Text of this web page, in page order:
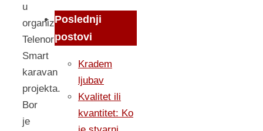
u
organizaciji
Telenor
Smart
karavan
projekta.
Bor
je
Poslednji
postovi
Kradem
ljubav
Kvalitet ili
kvantitet: Ko